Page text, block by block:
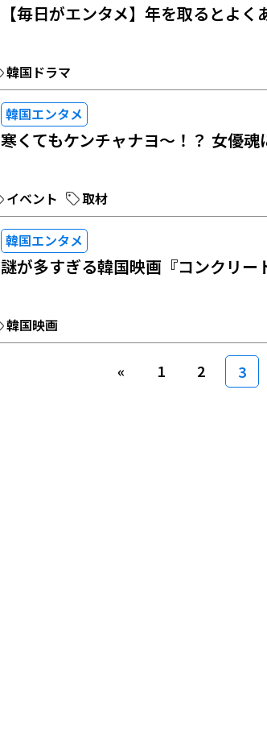
【毎日がエンタメ】年を取るとよく
韓国ドラマ
韓国エンタメ
寒くてもケンチャナヨ～！？ 女優魂
イベント 取材
韓国エンタメ
謎が多すぎる韓国映画『コンクリ
韓国映画
« 1 2 3